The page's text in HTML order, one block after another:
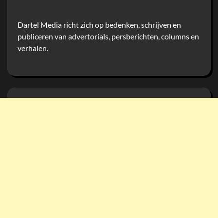
Dartel Media richt zich op bedenken, schrijven en
publiceren van advertorials, persberichten, columns en
verhalen.